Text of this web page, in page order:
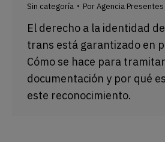
Sin categoría PorAgencia Presentes
El derecho a la identidad
trans está garantizado en
Cómo se hace para
documentación y por qué
este reconocimiento.